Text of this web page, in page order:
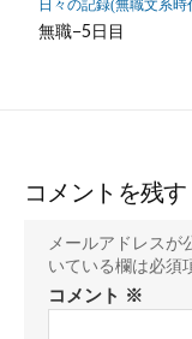
日々の記録(無職文系時
無職−5日目
コメントを残す
メールアドレスが
いている欄は必須
コメント ※